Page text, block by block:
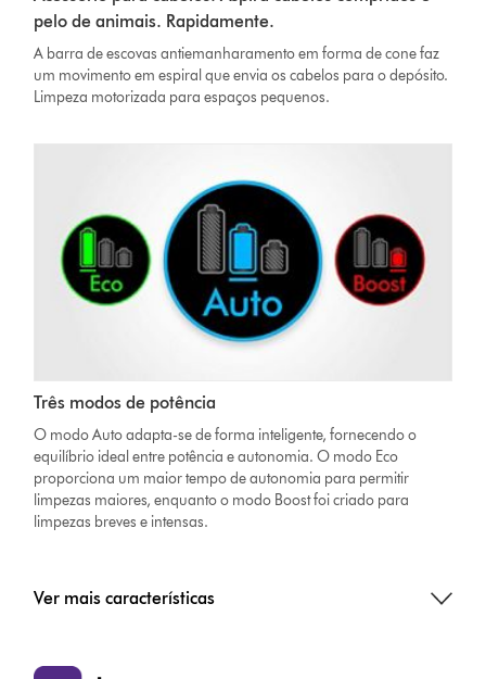
pelo de animais. Rapidamente.
A barra de escovas antiemanharamento em forma de cone faz
um movimento em espiral que envia os cabelos para o depósito.
Limpeza motorizada para espaços pequenos.
Três modos de potência
O modo Auto adapta-se de forma inteligente, fornecendo o
equilíbrio ideal entre potência e autonomia. O modo Eco
proporciona um maior tempo de autonomia para permitir
limpezas maiores, enquanto o modo Boost foi criado para
limpezas breves e intensas.
Ver mais características